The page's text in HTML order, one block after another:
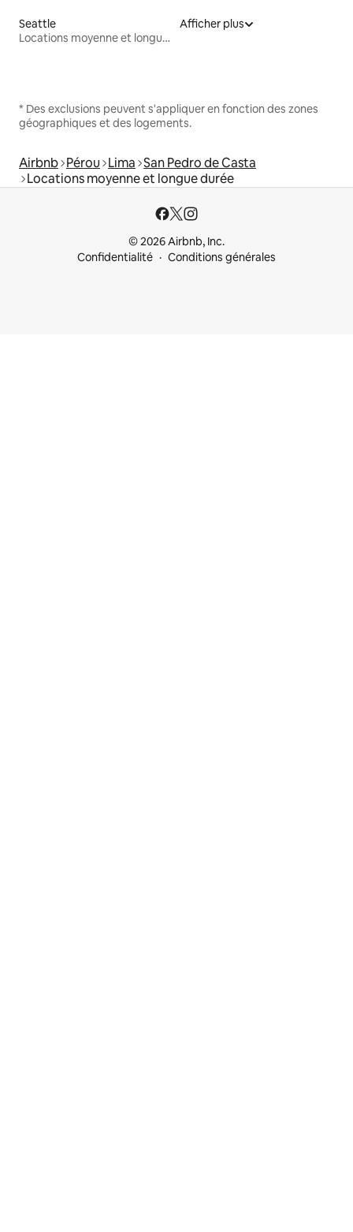
Seattle
Locations moyenne et longue durée
Afficher plus
* Des exclusions peuvent s'appliquer en fonction des zones
géographiques et des logements.
Airbnb Pérou Lima San Pedro de Casta
Locations moyenne et longue durée
© 2026 Airbnb, Inc.
Confidentialité
Conditions générales